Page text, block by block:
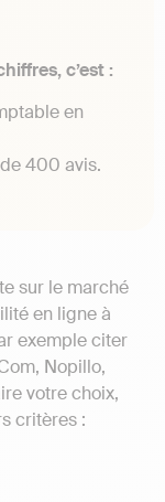
c’est :
en
400 avis.
sur le marché
en ligne à
exemple citer
Nopillo,
votre choix,
critères :